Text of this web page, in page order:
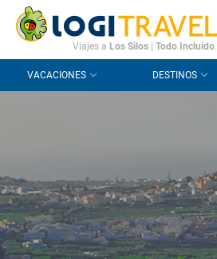
CONTACTO PREGUNTAS FRECUENTES
Viajes a Los Silos| Todo Incluido.
VACACIONES DESTINOS